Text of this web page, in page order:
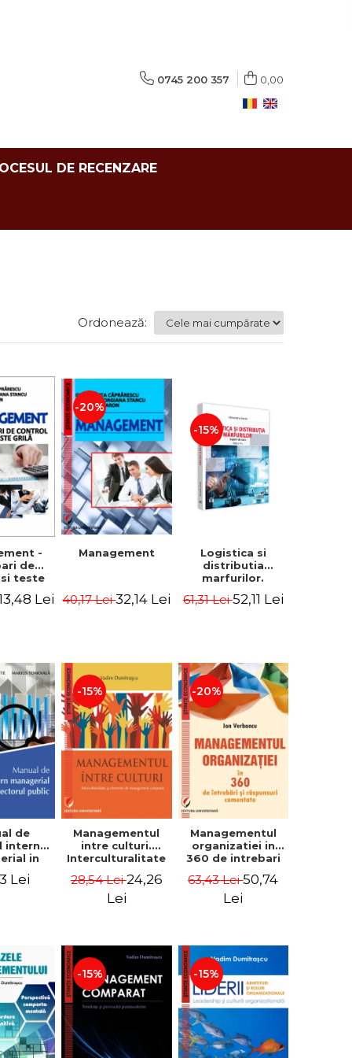
0745 200 357 0,00
DE RECENZARE
Ordonează:
-
de
teste
Lei
-20%
Management
40,17 Lei32,14 Lei
-15%
Logistica si
distributia
marfurilor.
Editia a VI-a -
61,31 Lei52,11 Lei
de
intern
in
public -
Lei
-15%
Managementul
intre culturi.
Interculturalitate
management
comparat -
28,54 Lei24,26
Lei
-20%
Managementul
organizatiei in
360 de intrebari
comentate - Ion
Verboncu
63,43 Lei50,74
Lei
-15% -15%